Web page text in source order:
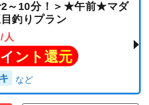
2～10分！＞★午前★マダ
釣りプラン
人
ント還元